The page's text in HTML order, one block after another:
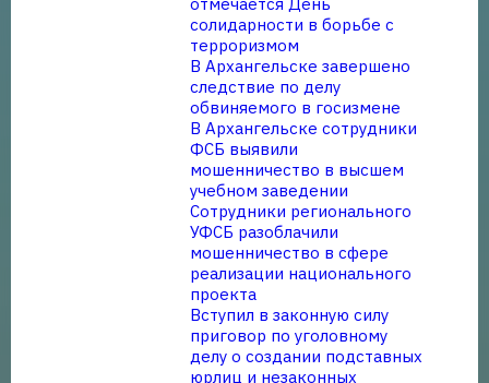
солидарности в борьбе с
терроризмом
В Архангельске завершено
следствие по делу
обвиняемого в госизмене
В Архангельске сотрудники
ФСБ выявили
мошенничество в высшем
учебном заведении
Сотрудники регионального
УФСБ разоблачили
мошенничество в сфере
реализации национального
проекта
Вступил в законную силу
приговор по уголовному
делу о создании подставных
юрлиц и незаконных